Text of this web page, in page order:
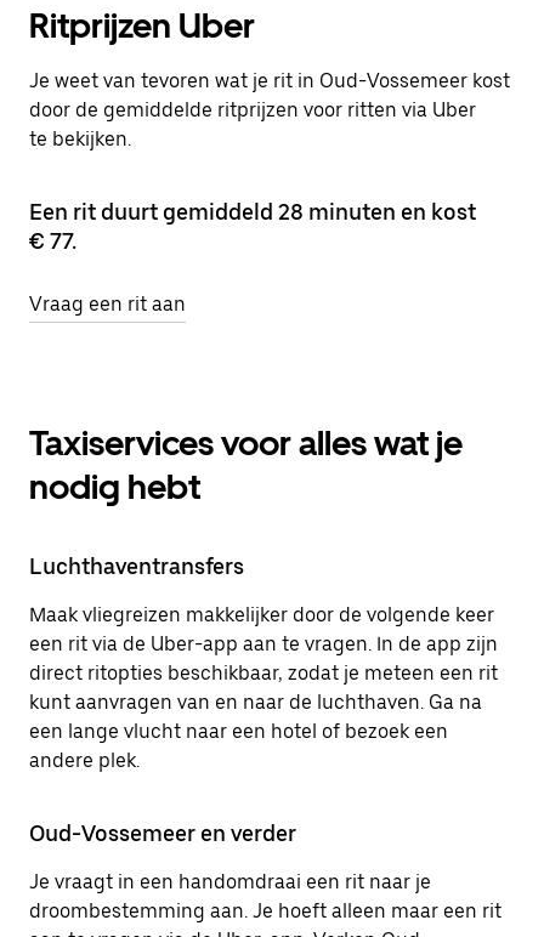
Ritprijzen Uber
Je weet van tevoren wat je rit in Oud-Vossemeer kost
door de gemiddelde ritprijzen voor ritten via Uber
te bekijken.
Een rit duurt gemiddeld 28 minuten en kost
€ 77.
Vraag een rit aan
Taxiservices voor alles wat je
nodig hebt
Luchthaventransfers
Maak vliegreizen makkelijker door de volgende keer
een rit via de Uber-app aan te vragen. In de app zijn
direct ritopties beschikbaar, zodat je meteen een rit
kunt aanvragen van en naar de luchthaven. Ga na
een lange vlucht naar een hotel of bezoek een
andere plek.
Oud-Vossemeer en verder
Je vraagt in een handomdraai een rit naar je
droombestemming aan. Je hoeft alleen maar een rit